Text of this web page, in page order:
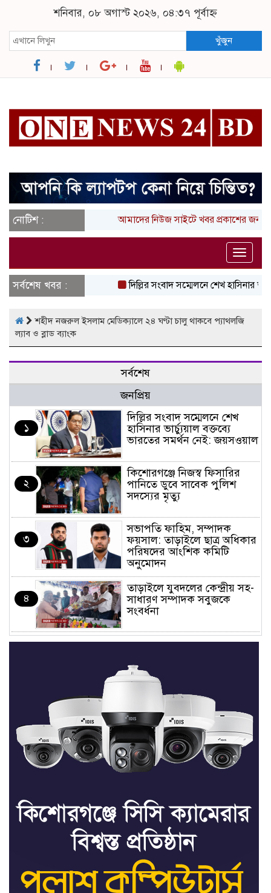
শনিবার, ০৮ অগাস্ট ২০২৬, ০৪:৩৭ পূর্বাহ্ন
খুঁজুন
নোটিশ : আমাদের নিউজ সাইটে খবর প্রকাশের
Toggle
সর্বশেষ খবর :
দিল্লির সংবাদ সম্মেলনে শেখ হাসিনার
শহীদ নজরুল ইসলাম মেডিক্যালে ২৪ ঘণ্টা চালু থাকবে প্যাথলজি
ল্যাব ও ব্লাড ব্যাংক
সর্বশেষ
জনপ্রিয়
১
দিল্লির সংবাদ সম্মেলনে শেখ
হাসিনার ভার্চ্যুয়াল বক্তব্যে
ভারতের সমর্থন নেই: জয়সওয়াল
২
কিশোরগঞ্জে নিজস্ব ফিসারির
পানিতে ডুবে সাবেক পুলিশ
সদস্যের মৃত্যু
৩
সভাপতি ফাহিম, সম্পাদক
ফয়সাল: তাড়াইলে ছাত্র অধিকার
পরিষদের আংশিক কমিটি
অনুমোদন
৪
তাড়াইলে যুবদলের কেন্দ্রীয় সহ-
সাধারণ সম্পাদক সবুজকে
সংবর্ধনা
৪ মন্ত্রণালয়ে নতুন সচিব নিয়োগ,
শেখ হাসিনার সঙ্গে পালানোর
ফ্লাইট কীভাবে মিস করেছিলেন
সালমান এফ রহমান
৭
ভাত রান্নার সময় নরম হয়ে গেলে
কী করবেন
৮
মৃত্যুদণ্ড বাদ না দেওয়ায়
প্রত্যক্ষদর্শীদের তথ্য দেয়নি
জাতিসংঘ: ট্রাইব্যুনালকে
প্রসিকিউটর
৯
তাড়াইলে রাউতি মানবসেবা
ফাউন্ডেশনের আয়োজনে কাফন-